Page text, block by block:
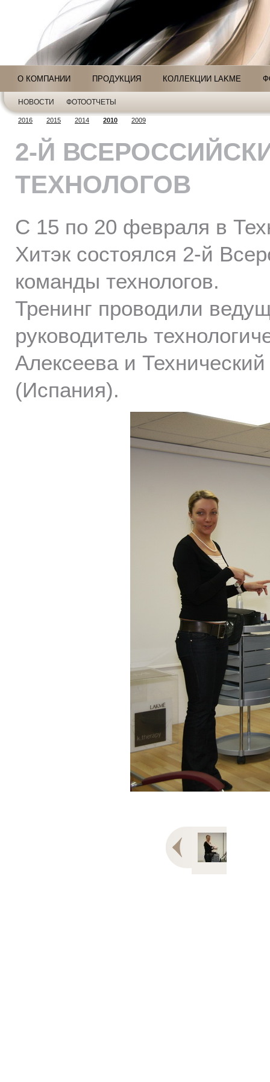
О КОМПАНИИ ПРОДУКЦИЯ КОЛЛЕКЦИИ LAKME
НОВОСТИ ФОТООТЧЕТЫ
2016 2015 2014 2010 2009
2-Й
ТЕХНОЛОГОВ
С 15 по 20 февраля в
Хитэк состоялся 2-й
команды технологов.
Тренинг проводили
руководитель
Алексеева и
(Испания).